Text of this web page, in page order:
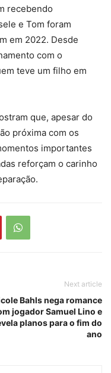
recebendo
e Tom foram
em 2022. Desde
com o
teve um filho em
que, apesar do
próxima com os
importantes
reforçam o carinho
Next article
Bahls nega romance
jogador Samuel Lino e
planos para o fim do
ano